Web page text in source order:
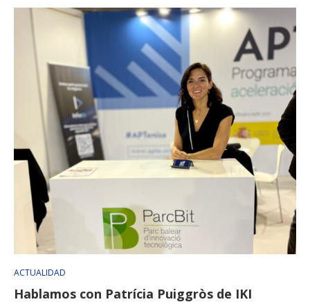
ACTUALIDAD
Hablamos con Patrícia Puiggròs de IKI